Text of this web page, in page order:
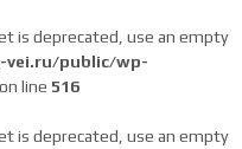
is deprecated, use an empty
public/wp-
on line 516
is deprecated, use an empty